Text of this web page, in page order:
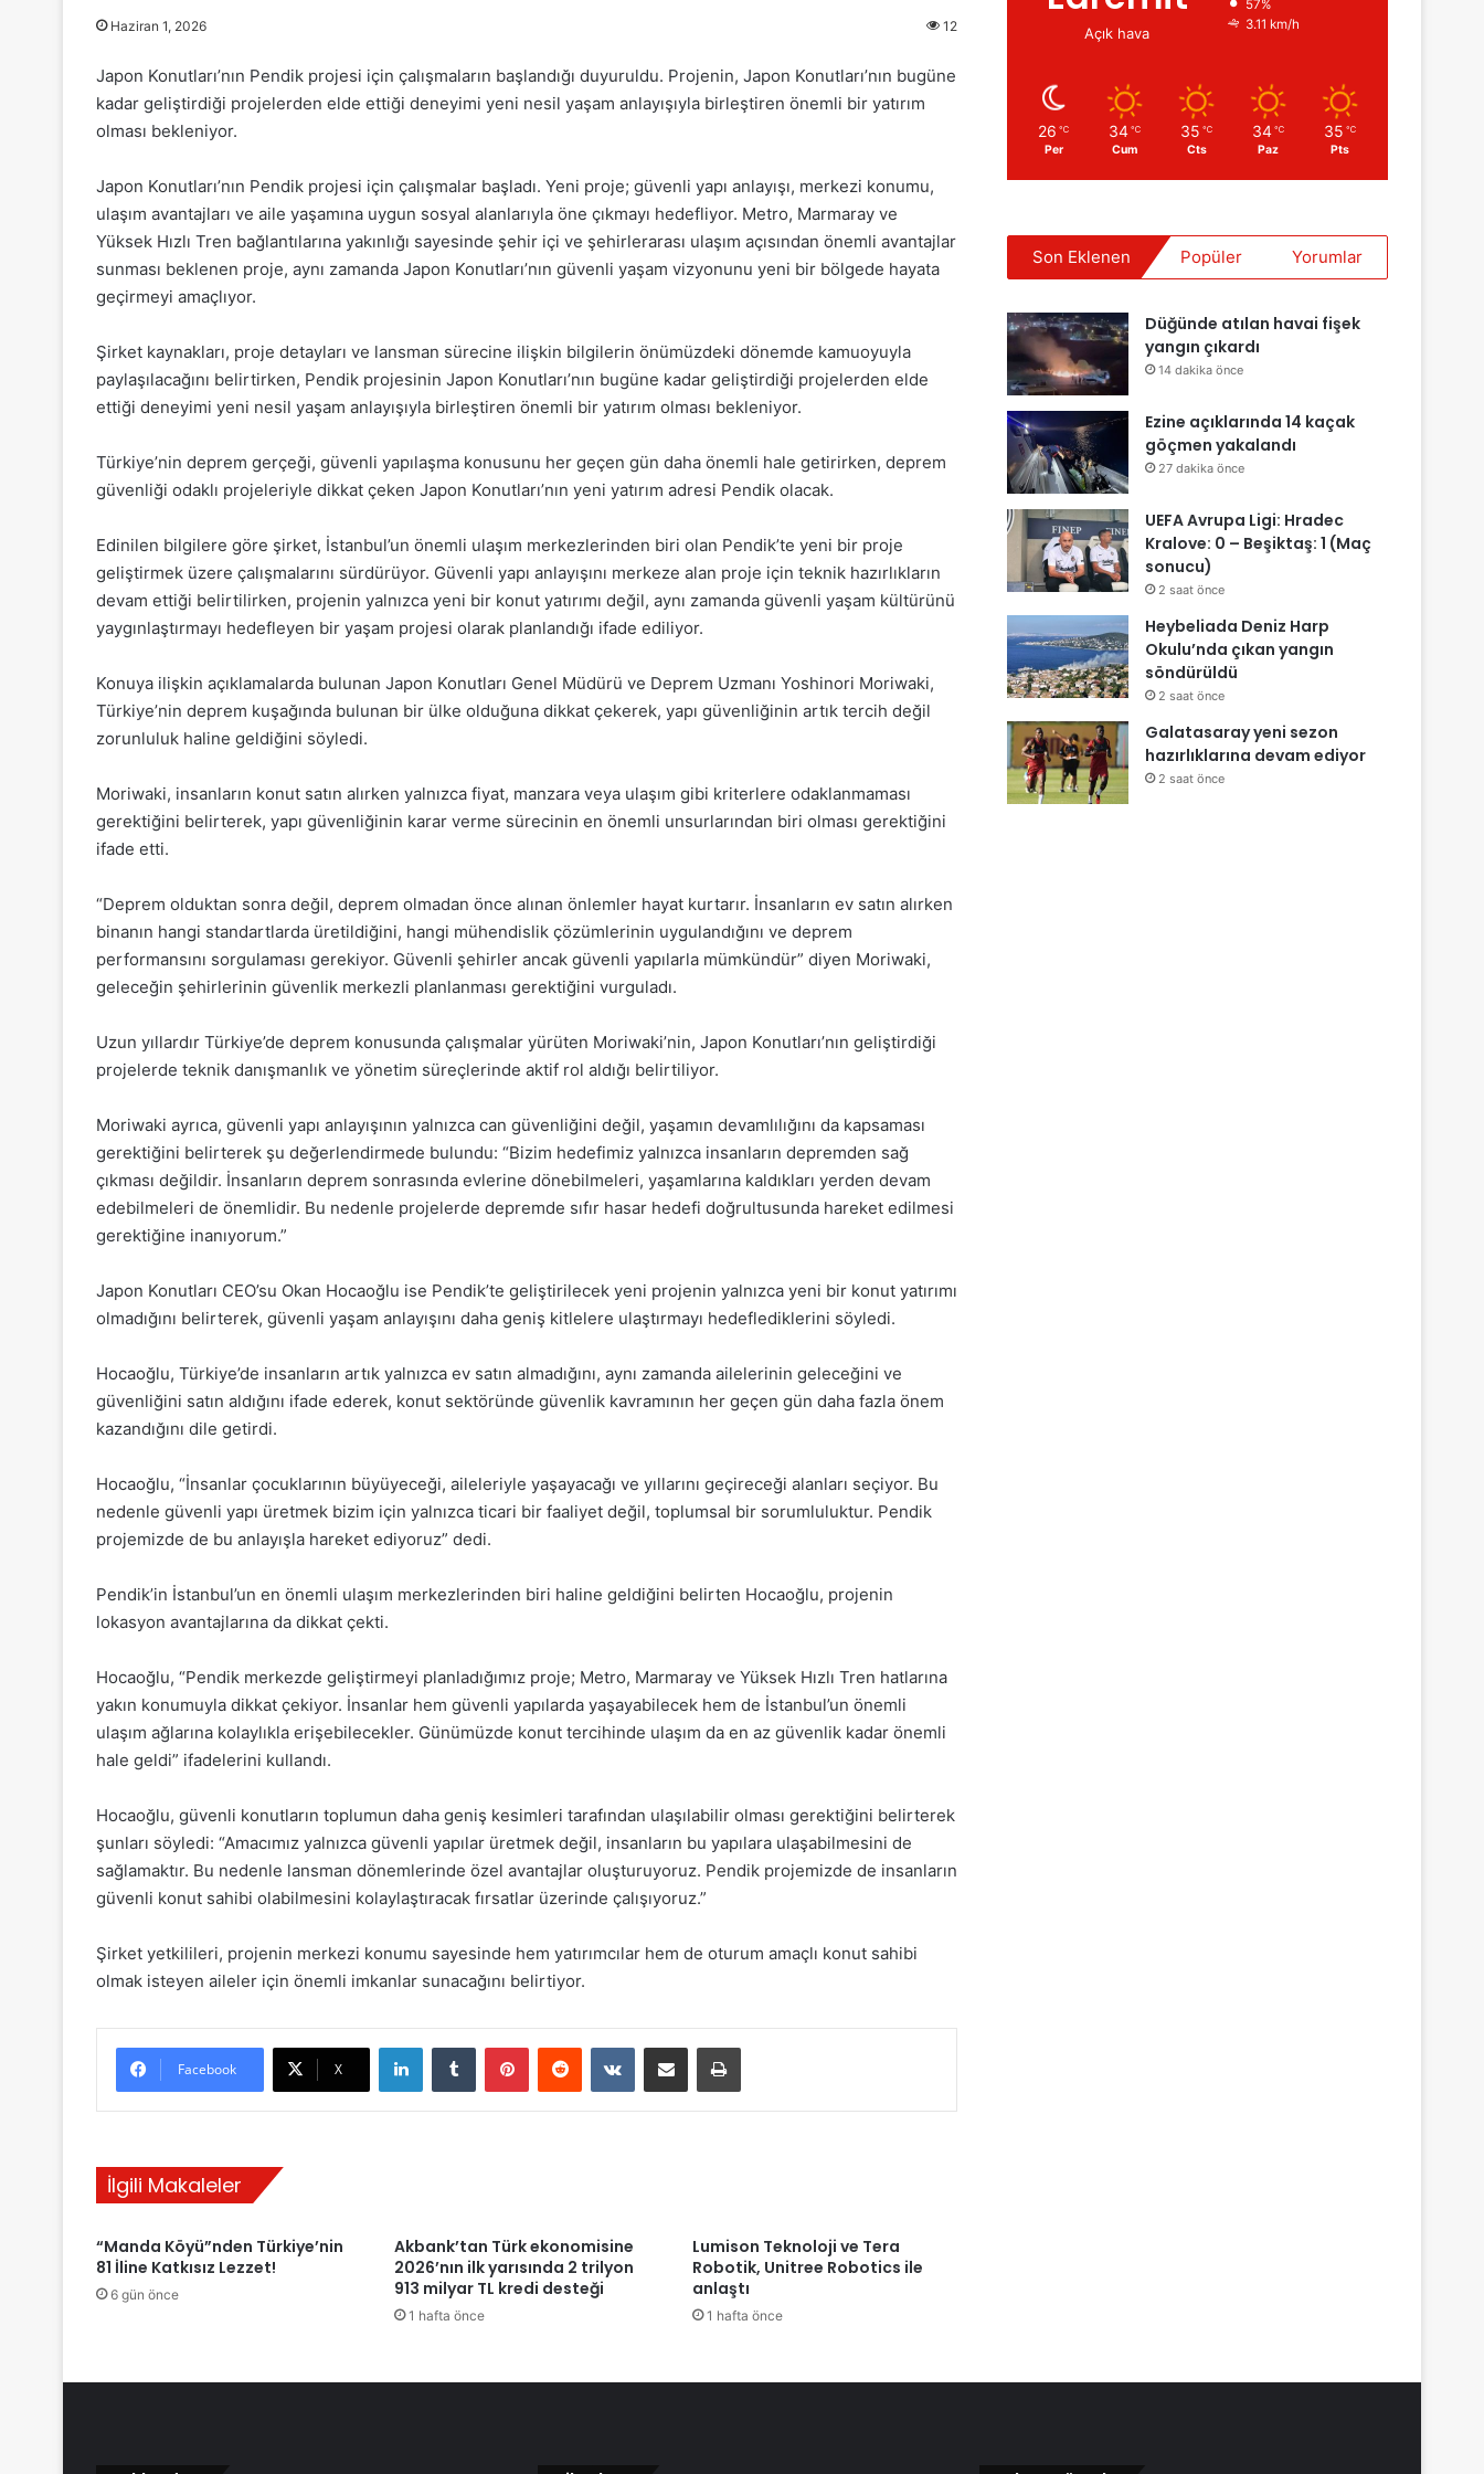
Haziran 1, 2026 12
Japon Konutları’nın Pendik projesi için çalışmaların başlandığı duyuruldu. Projenin, Japon Konutları’nın bugüne
kadar geliştirdiği projelerden elde ettiği deneyimi yeni nesil yaşam anlayışıyla birleştiren önemli bir yatırım
olması bekleniyor.
Japon Konutları’nın Pendik projesi için çalışmalar başladı. Yeni proje; güvenli yapı anlayışı, merkezi konumu,
ulaşım avantajları ve aile yaşamına uygun sosyal alanlarıyla öne çıkmayı hedefliyor. Metro, Marmaray ve
Yüksek Hızlı Tren bağlantılarına yakınlığı sayesinde şehir içi ve şehirlerarası ulaşım açısından önemli avantajlar
sunması beklenen proje, aynı zamanda Japon Konutları’nın güvenli yaşam vizyonunu yeni bir bölgede hayata
geçirmeyi amaçlıyor.
Şirket kaynakları, proje detayları ve lansman sürecine ilişkin bilgilerin önümüzdeki dönemde kamuoyuyla
paylaşılacağını belirtirken, Pendik projesinin Japon Konutları’nın bugüne kadar geliştirdiği projelerden elde
ettiği deneyimi yeni nesil yaşam anlayışıyla birleştiren önemli bir yatırım olması bekleniyor.
Türkiye’nin deprem gerçeği, güvenli yapılaşma konusunu her geçen gün daha önemli hale getirirken, deprem
güvenliği odaklı projeleriyle dikkat çeken Japon Konutları’nın yeni yatırım adresi Pendik olacak.
Edinilen bilgilere göre şirket, İstanbul’un önemli ulaşım merkezlerinden biri olan Pendik’te yeni bir proje
geliştirmek üzere çalışmalarını sürdürüyor. Güvenli yapı anlayışını merkeze alan proje için teknik hazırlıkların
devam ettiği belirtilirken, projenin yalnızca yeni bir konut yatırımı değil, aynı zamanda güvenli yaşam kültürünü
yaygınlaştırmayı hedefleyen bir yaşam projesi olarak planlandığı ifade ediliyor.
Konuya ilişkin açıklamalarda bulunan Japon Konutları Genel Müdürü ve Deprem Uzmanı Yoshinori Moriwaki,
Türkiye’nin deprem kuşağında bulunan bir ülke olduğuna dikkat çekerek, yapı güvenliğinin artık tercih değil
zorunluluk haline geldiğini söyledi.
Moriwaki, insanların konut satın alırken yalnızca fiyat, manzara veya ulaşım gibi kriterlere odaklanmaması
gerektiğini belirterek, yapı güvenliğinin karar verme sürecinin en önemli unsurlarından biri olması gerektiğini
ifade etti.
“Deprem olduktan sonra değil, deprem olmadan önce alınan önlemler hayat kurtarır. İnsanların ev satın alırken
binanın hangi standartlarda üretildiğini, hangi mühendislik çözümlerinin uygulandığını ve deprem
performansını sorgulaması gerekiyor. Güvenli şehirler ancak güvenli yapılarla mümkündür” diyen Moriwaki,
geleceğin şehirlerinin güvenlik merkezli planlanması gerektiğini vurguladı.
Uzun yıllardır Türkiye’de deprem konusunda çalışmalar yürüten Moriwaki’nin, Japon Konutları’nın geliştirdiği
projelerde teknik danışmanlık ve yönetim süreçlerinde aktif rol aldığı belirtiliyor.
Moriwaki ayrıca, güvenli yapı anlayışının yalnızca can güvenliğini değil, yaşamın devamlılığını da kapsaması
gerektiğini belirterek şu değerlendirmede bulundu: “Bizim hedefimiz yalnızca insanların depremden sağ
çıkması değildir. İnsanların deprem sonrasında evlerine dönebilmeleri, yaşamlarına kaldıkları yerden devam
edebilmeleri de önemlidir. Bu nedenle projelerde depremde sıfır hasar hedefi doğrultusunda hareket edilmesi
gerektiğine inanıyorum.”
Japon Konutları CEO’su Okan Hocaoğlu ise Pendik’te geliştirilecek yeni projenin yalnızca yeni bir konut yatırımı
olmadığını belirterek, güvenli yaşam anlayışını daha geniş kitlelere ulaştırmayı hedeflediklerini söyledi.
Hocaoğlu, Türkiye’de insanların artık yalnızca ev satın almadığını, aynı zamanda ailelerinin geleceğini ve
güvenliğini satın aldığını ifade ederek, konut sektöründe güvenlik kavramının her geçen gün daha fazla önem
kazandığını dile getirdi.
Hocaoğlu, “İnsanlar çocuklarının büyüyeceği, aileleriyle yaşayacağı ve yıllarını geçireceği alanları seçiyor. Bu
nedenle güvenli yapı üretmek bizim için yalnızca ticari bir faaliyet değil, toplumsal bir sorumluluktur. Pendik
projemizde de bu anlayışla hareket ediyoruz” dedi.
Pendik’in İstanbul’un en önemli ulaşım merkezlerinden biri haline geldiğini belirten Hocaoğlu, projenin
lokasyon avantajlarına da dikkat çekti.
Hocaoğlu, “Pendik merkezde geliştirmeyi planladığımız proje; Metro, Marmaray ve Yüksek Hızlı Tren hatlarına
yakın konumuyla dikkat çekiyor. İnsanlar hem güvenli yapılarda yaşayabilecek hem de İstanbul’un önemli
ulaşım ağlarına kolaylıkla erişebilecekler. Günümüzde konut tercihinde ulaşım da en az güvenlik kadar önemli
hale geldi” ifadelerini kullandı.
Hocaoğlu, güvenli konutların toplumun daha geniş kesimleri tarafından ulaşılabilir olması gerektiğini belirterek
şunları söyledi: “Amacımız yalnızca güvenli yapılar üretmek değil, insanların bu yapılara ulaşabilmesini de
sağlamaktır. Bu nedenle lansman dönemlerinde özel avantajlar oluşturuyoruz. Pendik projemizde de insanların
güvenli konut sahibi olabilmesini kolaylaştıracak fırsatlar üzerinde çalışıyoruz.”
Şirket yetkilileri, projenin merkezi konumu sayesinde hem yatırımcılar hem de oturum amaçlı konut sahibi
olmak isteyen aileler için önemli imkanlar sunacağını belirtiyor.
Facebook X
İlgili Makaleler
“Manda Köyü”nden Türkiye’nin
81 İline Katkısız Lezzet!
6 gün önce
Akbank’tan Türk ekonomisine
2026’nın ilk yarısında 2 trilyon
913 milyar TL kredi desteği
1 hafta önce
Lumison Teknoloji ve Tera
Robotik, Unitree Robotics ile
anlaştı
1 hafta önce
Açık hava
57%
3.11 km/h
26 ℃
Per
34 ℃
Cum
35 ℃
Cts
34 ℃
Paz
35 ℃
Pts
Son Eklenen Popüler Yorumlar
Düğünde atılan havai fişek
yangın çıkardı
14 dakika önce
Ezine açıklarında 14 kaçak
göçmen yakalandı
27 dakika önce
UEFA Avrupa Ligi: Hradec
Kralove: 0 – Beşiktaş: 1 (Maç
sonucu)
2 saat önce
Heybeliada Deniz Harp
Okulu’nda çıkan yangın
söndürüldü
2 saat önce
Galatasaray yeni sezon
hazırlıklarına devam ediyor
2 saat önce